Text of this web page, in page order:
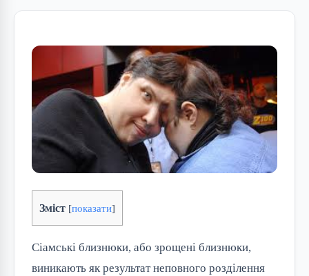
Зміст [показати]
Сіамські близнюки, або зрощені близнюки,
виникають як результат неповного розділення